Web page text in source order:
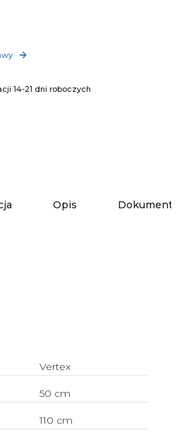
14-21 dni roboczych
Opis Dokumenty
Vertex
50 cm
110 cm